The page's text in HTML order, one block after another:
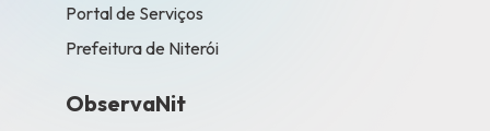
Portal de Serviços
Prefeitura de Niterói
ObservaNit